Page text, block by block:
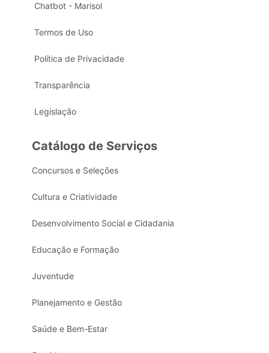
Chatbot - Marisol
Termos de Uso
Política de Privacidade
Transparência
Legislação
Catálogo de Serviços
Concursos e Seleções
Cultura e Criatividade
Desenvolvimento Social e Cidadania
Educação e Formação
Juventude
Planejamento e Gestão
Saúde e Bem-Estar